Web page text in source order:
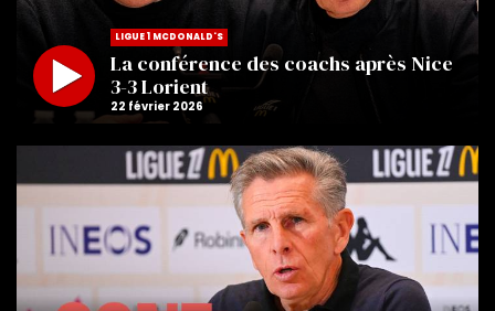
LIGUE 1 MCDONALD'S
La conférence des coachs après Nice
3-3 Lorient